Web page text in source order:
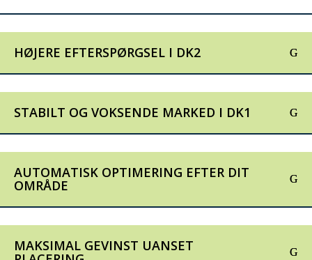
HØJERE EFTERSPØRGSEL I DK2
STABILT OG VOKSENDE MARKED I DK1
AUTOMATISK OPTIMERING EFTER DIT
OMRÅDE
MAKSIMAL GEVINST UANSET